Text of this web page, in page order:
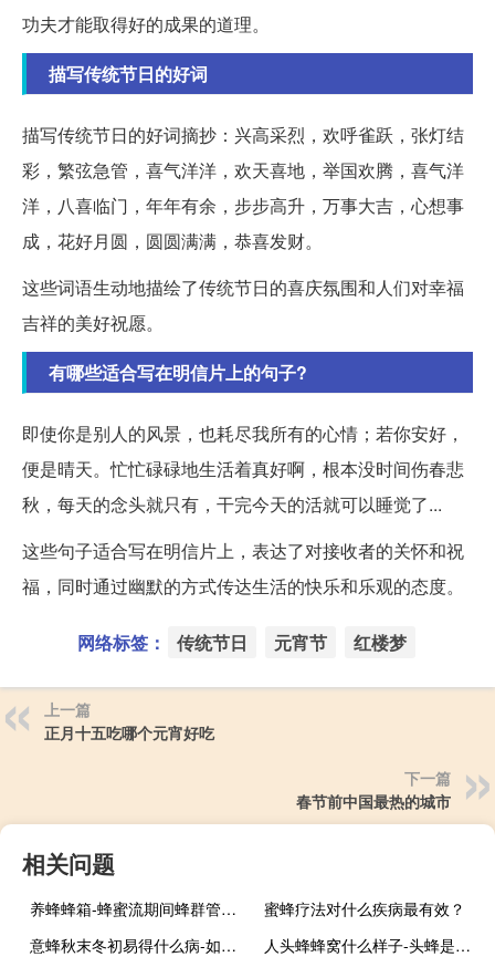
功夫才能取得好的成果的道理。
描写传统节日的好词
描写传统节日的好词摘抄：兴高采烈，欢呼雀跃，张灯结
彩，繁弦急管，喜气洋洋，欢天喜地，举国欢腾，喜气洋
洋，八喜临门，年年有余，步步高升，万事大吉，心想事
成，花好月圆，圆圆满满，恭喜发财。
这些词语生动地描绘了传统节日的喜庆氛围和人们对幸福
吉祥的美好祝愿。
有哪些适合写在明信片上的句子?
即使你是别人的风景，也耗尽我所有的心情；若你安好，
便是晴天。忙忙碌碌地生活着真好啊，根本没时间伤春悲
秋，每天的念头就只有，干完今天的活就可以睡觉了...
这些句子适合写在明信片上，表达了对接收者的关怀和祝
福，同时通过幽默的方式传达生活的快乐和乐观的态度。
网络标签： 传统节日 元宵节 红楼梦
上一篇
正月十五吃哪个元宵好吃
下一篇
春节前中国最热的城市
相关问题
养蜂蜂箱-蜂蜜流期间蜂群管理的要点是什么？
蜜蜂疗法对什么疾病最有效？
意蜂秋末冬初易得什么病-如何看待意大利蜜蜂黑蜂病？
人头蜂蜂窝什么样子-头蜂是什么蜜蜂？